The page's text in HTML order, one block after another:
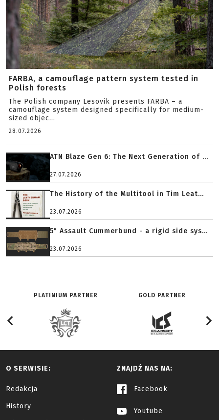
FARBA, a camouflage pattern system tested in
Polish forests
The Polish company Lesovik presents FARBA – a
camouflage system designed specifically for medium-
sized objec...
28.07.2026
ATN Blaze Gen 6: The Next Generation of ...
27.07.2026
The History of the Multitool in Tim Leat...
23.07.2026
5" Assault Cummerbund - a rigid side sys...
23.07.2026
PLATINIUM PARTNER GOLD PARTNER
O SERWISIE:
Redakcja
History
ZNAJDŹ NAS NA:
Facebook
Youtube